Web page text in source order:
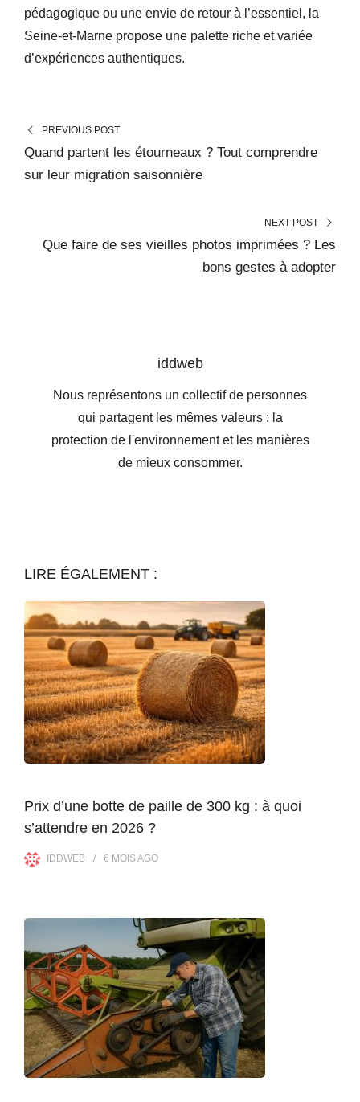
pédagogique ou une envie de retour à l’essentiel, la
Seine-et-Marne propose une palette riche et variée
d’expériences authentiques.
PREVIOUS POST
Quand partent les étourneaux ? Tout comprendre
sur leur migration saisonnière
NEXT POST
Que faire de ses vieilles photos imprimées ? Les
bons gestes à adopter
iddweb
Nous représentons un collectif de personnes
qui partagent les mêmes valeurs : la
protection de l'environnement et les manières
de mieux consommer.
LIRE ÉGALEMENT :
Prix d’une botte de paille de 300 kg : à quoi
s’attendre en 2026 ?
IDDWEB 6 MOISAGO